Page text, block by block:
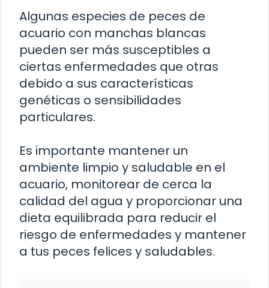
Algunas especies de peces de
acuario con manchas blancas
pueden ser más susceptibles a
ciertas enfermedades que otras
debido a sus características
genéticas o sensibilidades
particulares.
Es importante mantener un
ambiente limpio y saludable en el
acuario, monitorear de cerca la
calidad del agua y proporcionar una
dieta equilibrada para reducir el
riesgo de enfermedades y mantener
a tus peces felices y saludables.